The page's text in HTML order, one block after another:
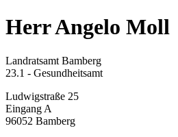
Herr Angelo Moll
Landratsamt Bamberg
23.1 - Gesundheitsamt
Ludwigstraße 25
Eingang A
96052 Bamberg